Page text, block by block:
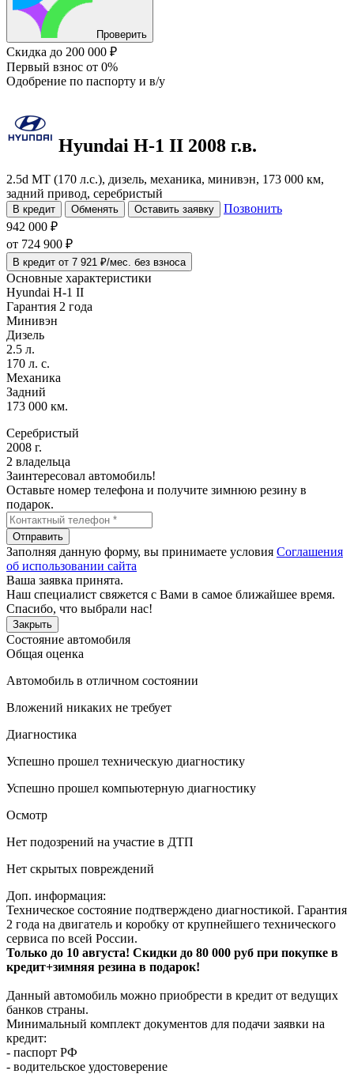
Проверить
Скидка до 200 000 ₽
Первый взнос от 0%
Одобрение по паспорту и в/у
Hyundai H-1 II 2008 г.в.
2.5d MT (170 л.с.), дизель, механика, минивэн, 173 000 км,
задний привод, серебристый
В кредит Обменять Оставить заявку
Позвонить
942 000 ₽
от 724 900 ₽
В кредит от 7 921 ₽/мес. без взноса
Основные характеристики
Hyundai H-1 II
Гарантия 2 года
Минивэн
Дизель
2.5 л.
170 л. с.
Механика
Задний
173 000 км.
Серебристый
2008 г.
2 владельца
Заинтересовал автомобиль!
Оставьте номер телефона и получите зимнюю резину в
подарок.
Отправить
Заполняя данную форму, вы принимаете условия Соглашения
об использовании сайта
Ваша заявка принята.
Наш специалист свяжется с Вами в самое ближайшее время.
Спасибо, что выбрали нас!
Закрыть
Состояние автомобиля
Общая оценка
Автомобиль в отличном состоянии
Вложений никаких не требует
Диагностика
Успешно прошел техническую диагностику
Успешно прошел компьютерную диагностику
Осмотр
Нет подозрений на участие в ДТП
Нет скрытых повреждений
Доп. информация:
Техническое состояние подтверждено диагностикой. Гарантия
2 года на двигатель и коробку от крупнейшего технического
сервиса по всей России.
Только до 10 августа! Скидки до 80 000 руб при покупке в
кредит+зимняя резина в подарок!
Данный автомобиль можно приобрести в кредит от ведущих
банков страны.
Минимальный комплект документов для подачи заявки на
кредит:
- паспорт РФ
- водительское удостоверение